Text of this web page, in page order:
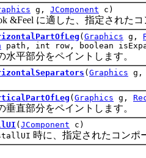
g, JComponent c)
に適した、指定されたコ
( Graphics g,
path, int row, boolean
部分をペイントします。
( Graphics
( Graphics g,
部分をペイントします。
( JComponent c)
時に、指定されたコンポ